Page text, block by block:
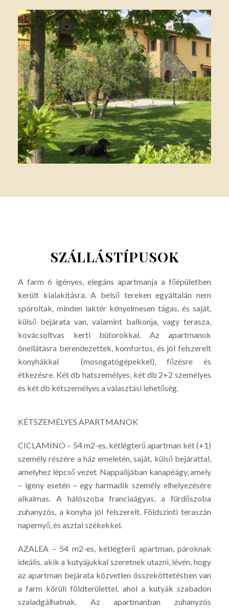
SZÁLLÁSTÍPUSOK
A farm 6 igényes, elegáns apartmanja a főépületben
került kialakításra. A belső tereken egyáltalán nem
spóroltak, minden laktér kényelmesen tágas, és saját,
külső bejárata van, valamint balkonja, vagy terasza,
kovácsoltvas kerti bútorokkal. Az apartmanok
önellátásra berendezettek, komfortos, és jól felszerelt
konyhákkal (mosogatógépekkel), főzésre és
étkezésre. Két db hatszemélyes, két db 2+2 személyes
és két db kétszemélyes a választási lehetőség.
KÉTSZEMÉLYES APARTMANOK
CICLAMINO – 54 m2-es, kétlégterű apartman két (+1)
személy részére a ház emeletén, saját, külső bejárattal,
amelyhez lépcső vezet. Nappalijában kanapéágy, amely
– igény esetén – egy harmadik személy elhelyezésére
alkalmas. A hálószoba franciaágyas, a fürdőszoba
zuhanyzós, a konyha jól felszerelt. Földszinti teraszán
napernyő, és asztal székekkel.
AZALEA – 54 m2-es, kétlégterű apartman, pároknak
ideális, akik a kutyájukkal szeretnek utazni, lévén, hogy
az apartman bejárata közvetlen összeköttetésben van
a farm körüli földterülettel, ahol a kutyák szabadon
szaladgálhatnak. Az apartmanban zuhanyzós